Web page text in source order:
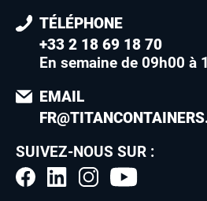
TÉLÉPHONE
+33 2 18 69 18 70
En semaine de 09h00 à
EMAIL
SUIVEZ-NOUS SUR :